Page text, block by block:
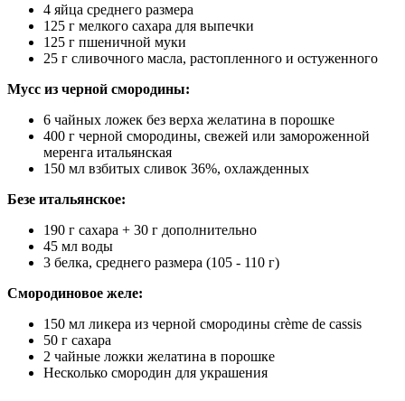
4 яйца среднего размера
125 г мелкого сахара для выпечки
125 г пшеничной муки
25 г сливочного масла, растопленного и остуженного
Мусс из черной смородины:
6 чайных ложек без верха желатина в порошке
400 г черной смородины, свежей или замороженной
меренга итальянская
150 мл взбитых сливок 36%, охлажденных
Безе итальянское:
190 г сахара + 30 г дополнительно
45 мл воды
3 белка, среднего размера (105 - 110 г)
Смородиновое желе:
150 мл ликера из черной смородины crème de cassis
50 г сахара
2 чайные ложки желатина в порошке
Несколько смородин для украшения